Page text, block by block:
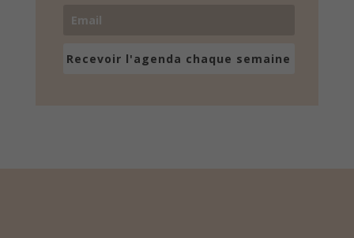
Recevoir l'agenda chaque semaine